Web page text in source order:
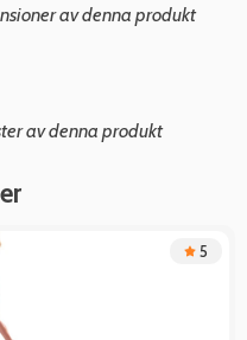
av denna produkt
av denna produkt
5